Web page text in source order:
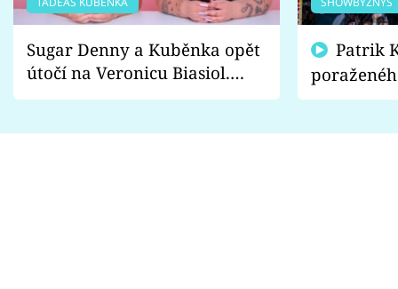
Sugar Denny a Kuběnka opět
útočí na Veronicu Biasiol.
Proč je podle nich falešná a
fanoušci